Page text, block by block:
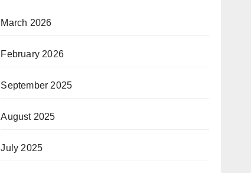
March 2026
February 2026
September 2025
August 2025
July 2025